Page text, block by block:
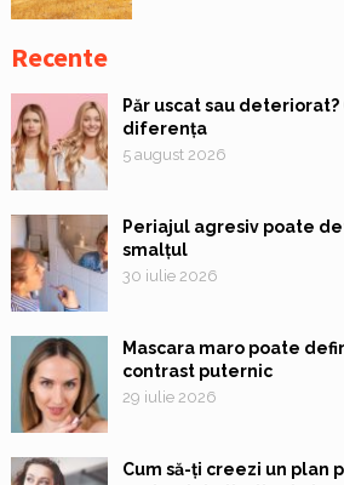
Recente
Păr uscat sau
diferența
5 august 2026
Periajul agresiv poate
smalțul
30 iulie 2026
Mascara maro poate
contrast puternic
29 iulie 2026
Cum să-ți creezi un plan